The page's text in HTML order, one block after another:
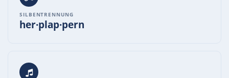
SILBENTRENNUNG
her·plap·pern